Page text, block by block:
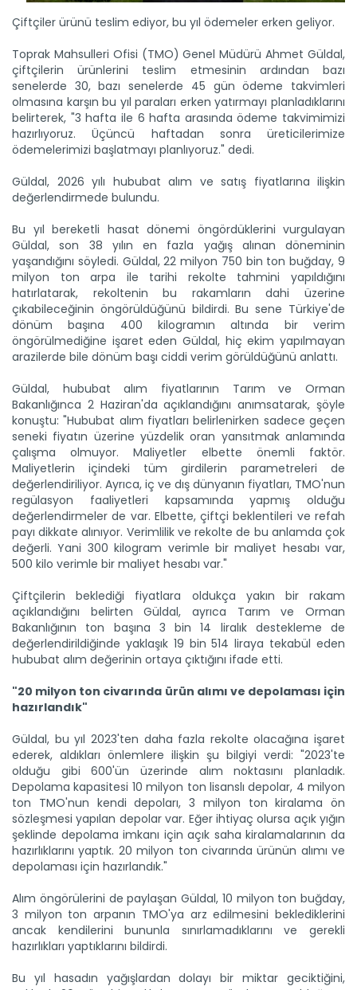
Çiftçiler ürünü teslim ediyor, bu yıl ödemeler erken geliyor.
Toprak Mahsulleri Ofisi (TMO) Genel Müdürü Ahmet Güldal,
çiftçilerin ürünlerini teslim etmesinin ardından bazı
senelerde 30, bazı senelerde 45 gün ödeme takvimleri
olmasına karşın bu yıl paraları erken yatırmayı planladıklarını
belirterek, "3 hafta ile 6 hafta arasında ödeme takvimimizi
hazırlıyoruz. Üçüncü haftadan sonra üreticilerimize
ödemelerimizi başlatmayı planlıyoruz." dedi.
Güldal, 2026 yılı hububat alım ve satış fiyatlarına ilişkin
değerlendirmede bulundu.
Bu yıl bereketli hasat dönemi öngördüklerini vurgulayan
Güldal, son 38 yılın en fazla yağış alınan döneminin
yaşandığını söyledi. Güldal, 22 milyon 750 bin ton buğday, 9
milyon ton arpa ile tarihi rekolte tahmini yapıldığını
hatırlatarak, rekoltenin bu rakamların dahi üzerine
çıkabileceğinin öngörüldüğünü bildirdi. Bu sene Türkiye'de
dönüm başına 400 kilogramın altında bir verim
öngörülmediğine işaret eden Güldal, hiç ekim yapılmayan
arazilerde bile dönüm başı ciddi verim görüldüğünü anlattı.
Güldal, hububat alım fiyatlarının Tarım ve Orman
Bakanlığınca 2 Haziran'da açıklandığını anımsatarak, şöyle
konuştu: "Hububat alım fiyatları belirlenirken sadece geçen
seneki fiyatın üzerine yüzdelik oran yansıtmak anlamında
çalışma olmuyor. Maliyetler elbette önemli faktör.
Maliyetlerin içindeki tüm girdilerin parametreleri de
değerlendiriliyor. Ayrıca, iç ve dış dünyanın fiyatları, TMO'nun
regülasyon faaliyetleri kapsamında yapmış olduğu
değerlendirmeler de var. Elbette, çiftçi beklentileri ve refah
payı dikkate alınıyor. Verimlilik ve rekolte de bu anlamda çok
değerli. Yani 300 kilogram verimle bir maliyet hesabı var,
500 kilo verimle bir maliyet hesabı var."
Çiftçilerin beklediği fiyatlara oldukça yakın bir rakam
açıklandığını belirten Güldal, ayrıca Tarım ve Orman
Bakanlığının ton başına 3 bin 14 liralık destekleme de
değerlendirildiğinde yaklaşık 19 bin 514 liraya tekabül eden
hububat alım değerinin ortaya çıktığını ifade etti.
"20 milyon ton civarında ürün alımı ve depolaması için
hazırlandık"
Güldal, bu yıl 2023'ten daha fazla rekolte olacağına işaret
ederek, aldıkları önlemlere ilişkin şu bilgiyi verdi: "2023'te
olduğu gibi 600'ün üzerinde alım noktasını planladık.
Depolama kapasitesi 10 milyon ton lisanslı depolar, 4 milyon
ton TMO'nun kendi depoları, 3 milyon ton kiralama ön
sözleşmesi yapılan depolar var. Eğer ihtiyaç olursa açık yığın
şeklinde depolama imkanı için açık saha kiralamalarının da
hazırlıklarını yaptık. 20 milyon ton civarında ürünün alımı ve
depolaması için hazırlandık."
Alım öngörülerini de paylaşan Güldal, 10 milyon ton buğday,
3 milyon ton arpanın TMO'ya arz edilmesini beklediklerini
ancak kendilerini bununla sınırlamadıklarını ve gerekli
hazırlıkları yaptıklarını bildirdi.
Bu yıl hasadın yağışlardan dolayı bir miktar geciktiğini,